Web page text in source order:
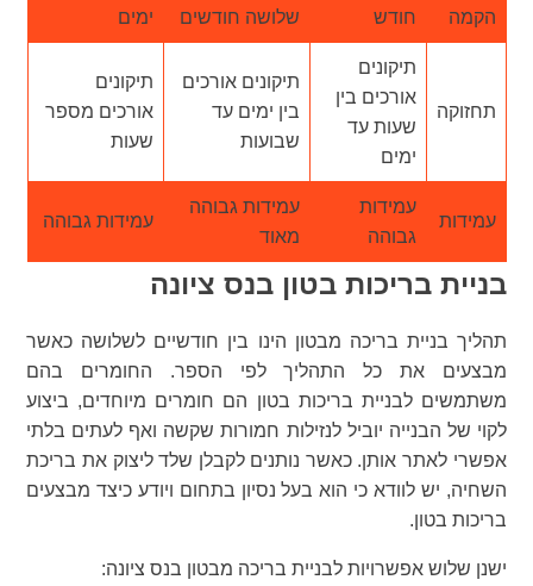
הקמה חודש שלושה חודשים ימים
תחזוקה
תיקונים
אורכים בין
שעות עד
ימים
תיקונים אורכים
בין ימים עד
שבועות
תיקונים
אורכים מספר
שעות
עמידות
עמידות
גבוהה
עמידות גבוהה
מאוד
עמידות גבוהה
בניית בריכות בטון בנס ציונה
תהליך בניית בריכה מבטון הינו בין חודשיים לשלושה כאשר
מבצעים את כל התהליך לפי הספר. החומרים בהם
משתמשים לבניית בריכות בטון הם חומרים מיוחדים, ביצוע
לקוי של הבנייה יוביל לנזילות חמורות שקשה ואף לעתים בלתי
אפשרי לאתר אותן. כאשר נותנים לקבלן שלד ליצוק את בריכת
השחיה, יש לוודא כי הוא בעל נסיון בתחום ויודע כיצד מבצעים
בריכות בטון.
ישנן שלוש אפשרויות לבניית בריכה מבטון בנס ציונה: